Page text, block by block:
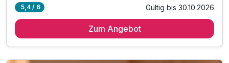
2 x abwechslungsreiches Frühstück
5,4 / 6 Gültig bis 30.10.2026
Zum Angebot